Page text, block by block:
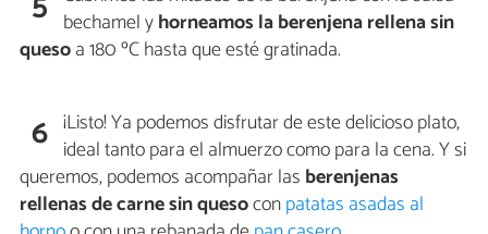
bechamel yhorneamos la berenjena rellena sin
quesoa 180 ºC hasta que esté gratinada.
6 ¡Listo! Ya podemos disfrutar de este delicioso plato,
ideal tanto para el almuerzo como para la cena. Y si
queremos, podemos acompañar las berenjenas
rellenas de carne sin quesoconpatatas asadas al